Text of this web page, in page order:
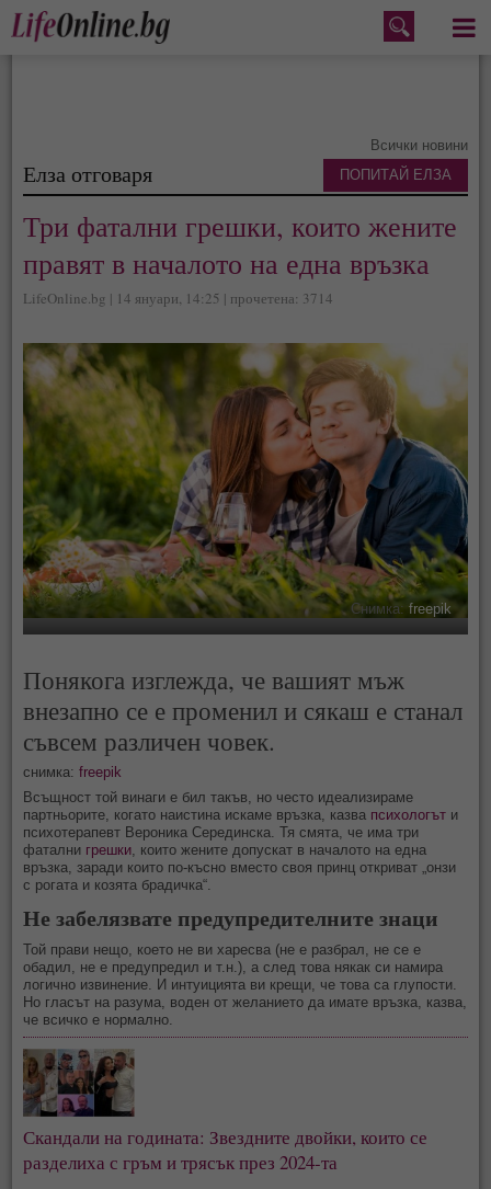
Меню
Всички новини
Елза отговаря
Три фатални грешки, които жените
правят в началото на една връзка
LifeOnline.bg | 14 януари, 14:25 | прочетена: 3714
Снимка: freepik
Понякога изглежда, че вашият мъж
внезапно се е променил и сякаш е станал
съвсем различен човек.
снимка:freepik
Всъщност той винаги е бил такъв, но често идеализираме
партньорите, когато наистина искаме връзка, казва психологът и
психотерапевт Вероника Серединска. Тя смята, че има три
фатални грешки , които жените допускат в началото на една
връзка, заради които по-късно вместо своя принц откриват „онзи
с рогата и козята брадичка“.
Не забелязвате предупредителните знаци
Той прави нещо, което не ви харесва (не е разбрал, не се е
обадил, не е предупредил и т.н.), а след това някак си намира
логично извинение. И интуицията ви крещи, че това са глупости.
Но гласът на разума, воден от желанието да имате връзка, казва,
че всичко е нормално.
Скандали на годината: Звездните двойки, които се
разделиха с гръм и трясък през 2024-та
ПОПИТАЙ ЕЛЗА